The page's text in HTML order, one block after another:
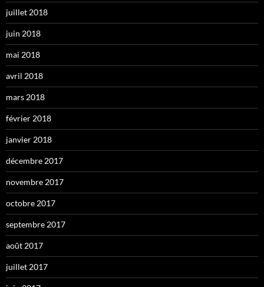
juillet 2018
juin 2018
mai 2018
avril 2018
mars 2018
février 2018
janvier 2018
décembre 2017
novembre 2017
octobre 2017
septembre 2017
août 2017
juillet 2017